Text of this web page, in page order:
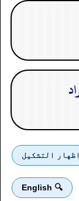
اظهار التشكيل
🔍 English